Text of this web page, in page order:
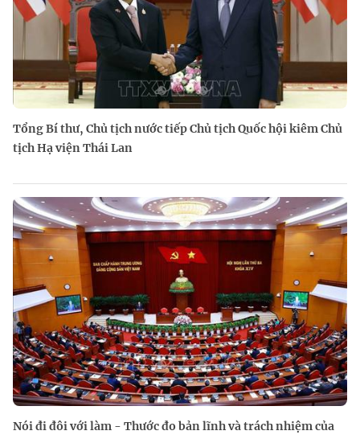
Tổng Bí thư, Chủ tịch nước tiếp Chủ tịch Quốc hội kiêm Chủ
tịch Hạ viện Thái Lan
Nói đi đôi với làm - Thước đo bản lĩnh và trách nhiệm của